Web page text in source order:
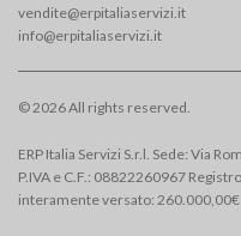
vendite@erpitaliaservizi.it
info@erpitaliaservizi.it
© 2026 All rights reserved.
ERP Italia Servizi S.r.l. Sede: Via
P.IVA e C.F.: 08822260967
interamente versato: 260.000,00€